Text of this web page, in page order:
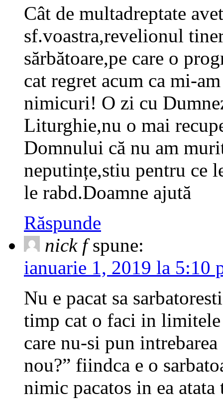
Cât de multadreptate
sf.voastra,revelionul
sărbătoare,pe care o
cat regret acum ca mi-
nimicuri! O zi cu
Liturghie,nu o mai
Domnului că nu am
neputințe,stiu pentru ce
le rabd.Doamne ajută
Răspunde
nick f spune:
ianuarie 1, 2019 la 5:10
Nu e pacat sa
timp cat o faci in
care nu-si pun
nou?” fiindca e o
nimic pacatos in ea